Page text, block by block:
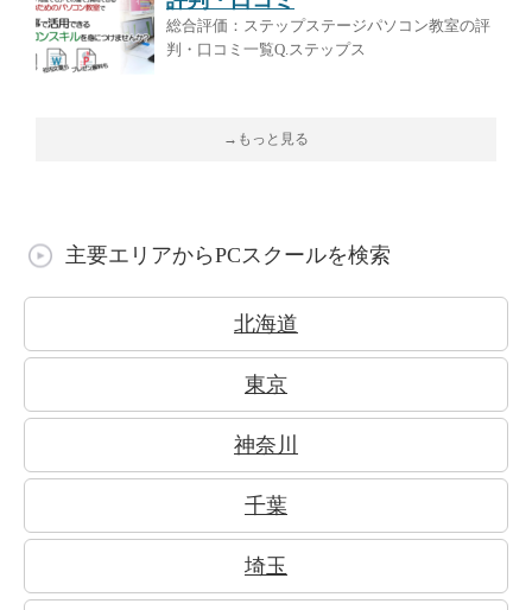
総合評価：ステップステージパソコン教室の評
判・口コミ一覧Q.ステップス
→もっと見る
主要エリアからPCスクールを検索
北海道
東京
神奈川
千葉
埼玉